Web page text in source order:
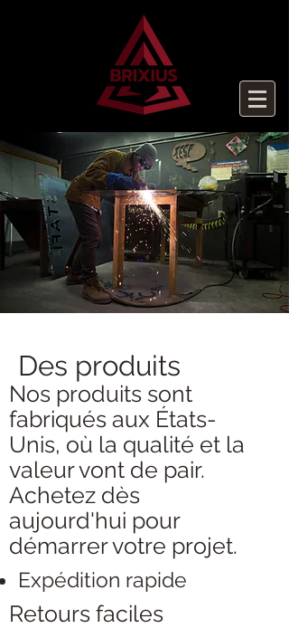
Des produits
Nos produits sont
fabriqués aux États-
Unis, où la qualité et la
valeur vont de pair.
Achetez dès
aujourd'hui pour
démarrer votre projet.
Expédition rapide
Retours faciles